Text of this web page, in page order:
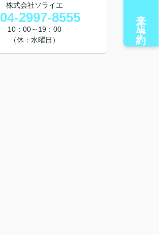
株式会社ソライエ
04-2997-8555
10：00～19：00
（休：水曜日）
来店予約